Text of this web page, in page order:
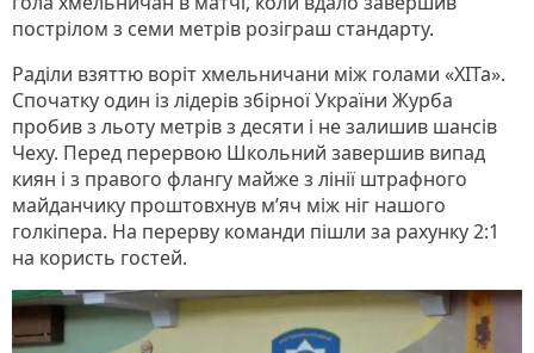
пострілом з семи метрів розіграш стандарту.
Раділи взяттю воріт хмельничани між голами «ХІТа».
Спочатку один із лідерів збірної України Журба
пробив з льоту метрів з десяти і не залишив шансів
Чеху. Перед перервою Школьний завершив випад
киян і з правого флангу майже з лінії штрафного
майданчику проштовхнув м’яч між ніг нашого
голкіпера. На перерву команди пішли за рахунку 2:1
на користь гостей.